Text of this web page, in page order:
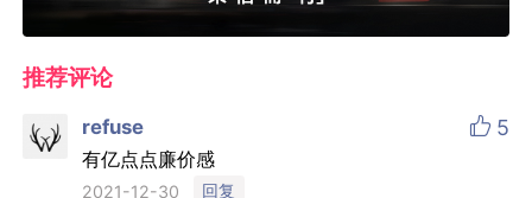
推荐评论
refuse  5
有亿点点廉价感
2021-12-30 回复